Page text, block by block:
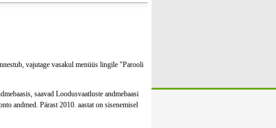
vajutage vasakul menüüs lingile "Parooli
saavad Loodusvaatluste andmebaasi
andmed. Pärast 2010. aastat on sisenemisel